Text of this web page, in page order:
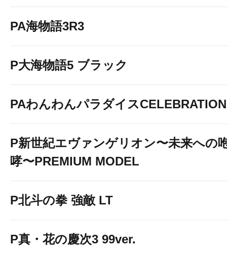
PA海物語3R3
P大海物語5 ブラック
PAわんわんパラダイスCELEBRATION
P新世紀エヴァンゲリオン〜未来への
哮〜PREMIUM MODEL
P北斗の拳 強敵 LT
P真・花の慶次3 99ver.